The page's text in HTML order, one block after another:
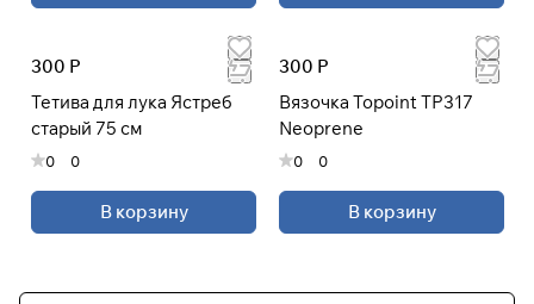
300 Р
Тетива для лука Ястреб
старый 75 см
0 0
В корзину
300 Р
Вязочка Topoint TP317
Neoprene
0 0
В корзину